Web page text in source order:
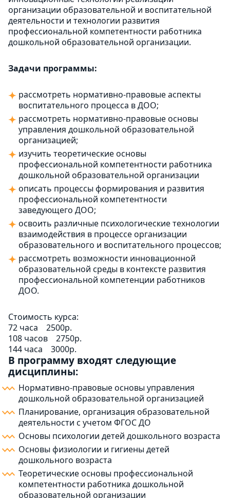
организации образовательной и воспитательной
деятельности и технологии развития
профессиональной компетентности работника
дошкольной образовательной организации.
Задачи программы:
рассмотреть нормативно-правовые аспекты
воспитательного процесса в ДОО;
рассмотреть нормативно-правовые основы
управления дошкольной образовательной
организацией;
изучить теоретические основы
профессиональной компетентности работника
дошкольной образовательной организации
описать процессы формирования и развития
профессиональной компетентности
заведующего ДОО;
освоить различные психологические технологии
взаимодействия в процессе организации
образовательного и воспитательного процессов;
рассмотреть возможности инновационной
образовательной среды в контексте развития
профессиональной компетенции работников
ДОО.
Стоимость курса:
72 часа
2500р.
108 часов
2750р.
144 часа
3000р.
В программу входят следующие
дисциплины:
Нормативно-правовые основы управления
дошкольной образовательной организацией
Планирование, организация образовательной
деятельности с учетом ФГОС ДО
Основы психологии детей дошкольного возраста
Основы физиологии и гигиены детей
дошкольного возраста
Теоретические основы профессиональной
компетентности работника дошкольной
образовательной организации